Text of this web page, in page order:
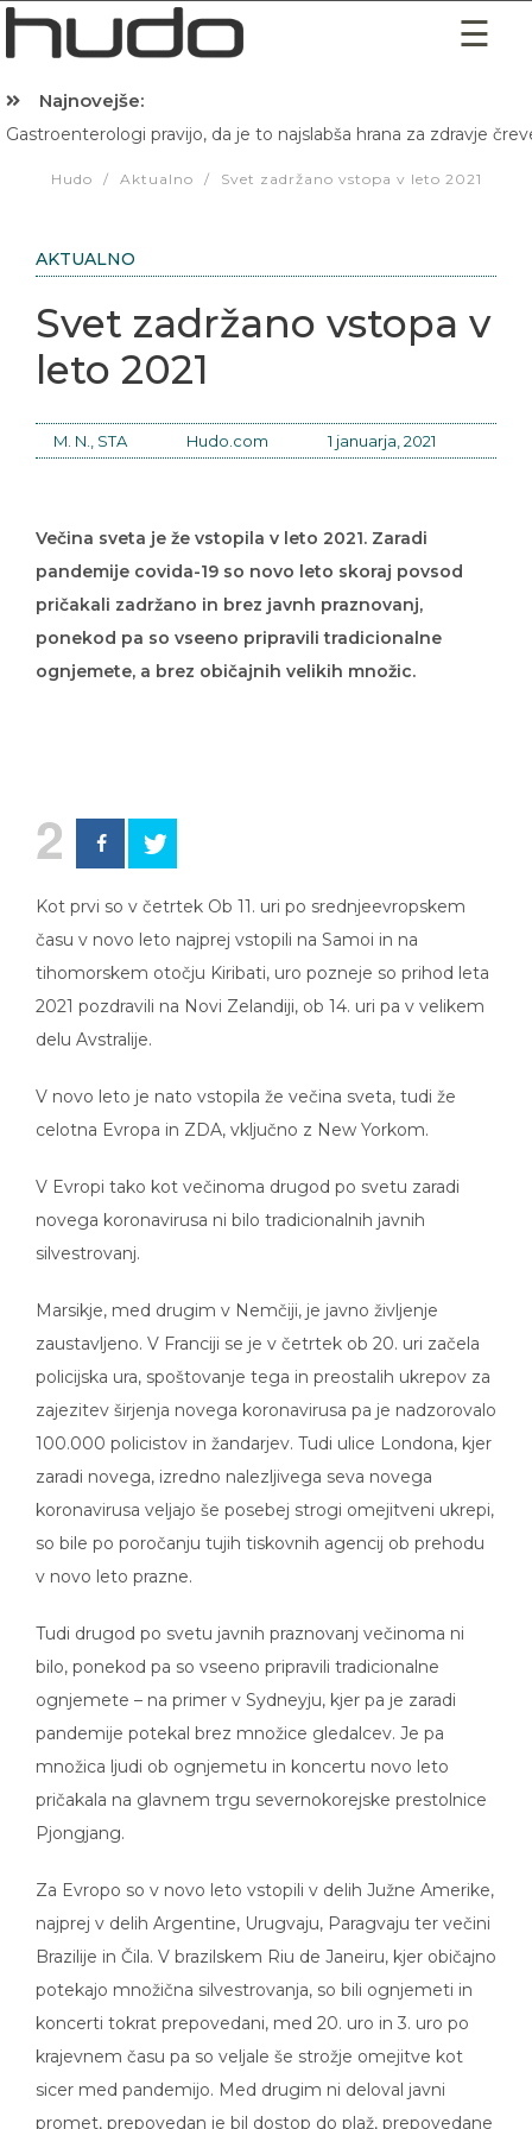
Najnovejše:
Gastroenterologi pravijo, da je to najslabša hrana za zdravje
Hudo / Aktualno / Svet zadržano vstopa v leto 2021
AKTUALNO
Svet zadržano vstopa v
leto 2021
M. N., STA Hudo.com 1 januarja, 2021
Večina sveta je že vstopila v leto 2021. Zaradi
pandemije covida-19 so novo leto skoraj povsod
pričakali zadržano in brez javnh praznovanj,
ponekod pa so vseeno pripravili tradicionalne
ognjemete, a brez običajnih velikih množic.
2
Kot prvi so v četrtek Ob 11. uri po srednjeevropskem
času v novo leto najprej vstopili na Samoi in na
tihomorskem otočju Kiribati, uro pozneje so prihod leta
2021 pozdravili na Novi Zelandiji, ob 14. uri pa v velikem
delu Avstralije.
V novo leto je nato vstopila že večina sveta, tudi že
celotna Evropa in ZDA, vključno z New Yorkom.
V Evropi tako kot večinoma drugod po svetu zaradi
novega koronavirusa ni bilo tradicionalnih javnih
silvestrovanj.
Marsikje, med drugim v Nemčiji, je javno življenje
zaustavljeno. V Franciji se je v četrtek ob 20. uri začela
policijska ura, spoštovanje tega in preostalih ukrepov za
zajezitev širjenja novega koronavirusa pa je nadzorovalo
100.000 policistov in žandarjev. Tudi ulice Londona, kjer
zaradi novega, izredno nalezljivega seva novega
koronavirusa veljajo še posebej strogi omejitveni ukrepi,
so bile po poročanju tujih tiskovnih agencij ob prehodu
v novo leto prazne.
Tudi drugod po svetu javnih praznovanj večinoma ni
bilo, ponekod pa so vseeno pripravili tradicionalne
ognjemete – na primer v Sydneyju, kjer pa je zaradi
pandemije potekal brez množice gledalcev. Je pa
množica ljudi ob ognjemetu in koncertu novo leto
pričakala na glavnem trgu severnokorejske prestolnice
Pjongjang.
Za Evropo so v novo leto vstopili v delih Južne Amerike,
najprej v delih Argentine, Urugvaju, Paragvaju ter večini
Brazilije in Čila. V brazilskem Riu de Janeiru, kjer običajno
potekajo množična silvestrovanja, so bili ognjemeti in
koncerti tokrat prepovedani, med 20. uro in 3. uro po
krajevnem času pa so veljale še strožje omejitve kot
sicer med pandemijo. Med drugim ni deloval javni
promet, prepovedan je bil dostop do plaž, prepovedane